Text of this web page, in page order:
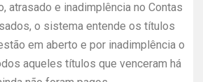
atrasado e inadimplência no Contas
o sistema entende os títulos
em aberto e por inadimplência o
aqueles títulos que venceram há